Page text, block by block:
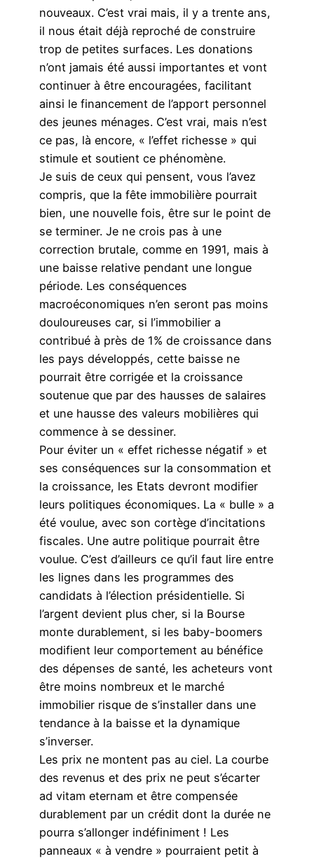
nouveaux. C’est vrai mais, il y a trente ans,
il nous était déjà reproché de construire
trop de petites surfaces. Les donations
n’ont jamais été aussi importantes et vont
continuer à être encouragées, facilitant
ainsi le financement de l’apport personnel
des jeunes ménages. C’est vrai, mais n’est
ce pas, là encore, « l’effet richesse » qui
stimule et soutient ce phénomène.
Je suis de ceux qui pensent, vous l’avez
compris, que la fête immobilière pourrait
bien, une nouvelle fois, être sur le point de
se terminer. Je ne crois pas à une
correction brutale, comme en 1991, mais à
une baisse relative pendant une longue
période. Les conséquences
macroéconomiques n’en seront pas moins
douloureuses car, si l’immobilier a
contribué à près de 1% de croissance dans
les pays développés, cette baisse ne
pourrait être corrigée et la croissance
soutenue que par des hausses de salaires
et une hausse des valeurs mobilières qui
commence à se dessiner.
Pour éviter un « effet richesse négatif » et
ses conséquences sur la consommation et
la croissance, les Etats devront modifier
leurs politiques économiques. La « bulle » a
été voulue, avec son cortège d’incitations
fiscales. Une autre politique pourrait être
voulue. C’est d’ailleurs ce qu’il faut lire entre
les lignes dans les programmes des
candidats à l’élection présidentielle. Si
l’argent devient plus cher, si la Bourse
monte durablement, si les baby-boomers
modifient leur comportement au bénéfice
des dépenses de santé, les acheteurs vont
être moins nombreux et le marché
immobilier risque de s’installer dans une
tendance à la baisse et la dynamique
s’inverser.
Les prix ne montent pas au ciel. La courbe
des revenus et des prix ne peut s’écarter
ad vitam eternam et être compensée
durablement par un crédit dont la durée ne
pourra s’allonger indéfiniment ! Les
panneaux « à vendre » pourraient petit à